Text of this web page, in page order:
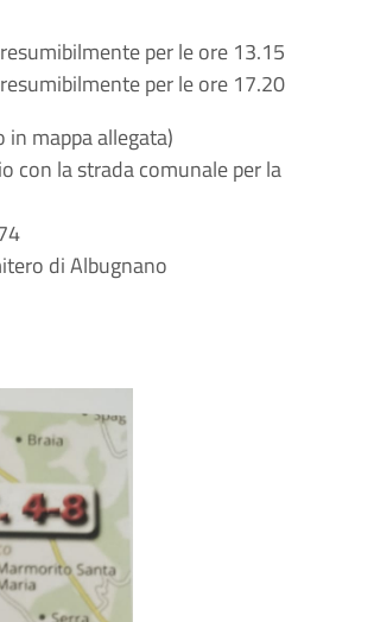
per le ore 13.15
per le ore 17.20
mappa allegata)
con la strada comunale per la
di Albugnano